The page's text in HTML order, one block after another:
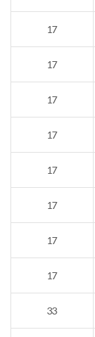
17
17
17
17
17
17
17
17
33